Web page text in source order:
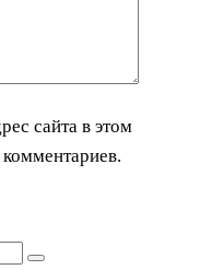
сайта в этом